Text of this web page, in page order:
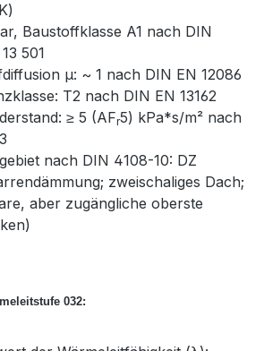
Baustoffklasse A1 nach DIN
501
μ: ~ 1 nach DIN EN 12086
T2 nach DIN EN 13162
≥ 5 (AFr5) kPa*s/m² nach
nach DIN 4108-10: DZ
zweischaliges Dach;
aber zugängliche oberste
032: